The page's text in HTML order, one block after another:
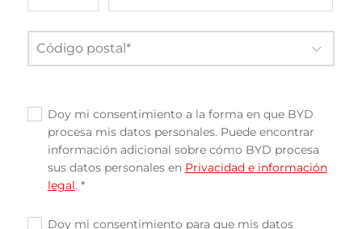
Doy mi consentimiento a la forma en que BYD
procesa mis datos personales. Puede encontrar
información adicional sobre cómo BYD procesa
sus datos personales en Privacidad e información
legal. *
Doy mi consentimiento para que mis datos